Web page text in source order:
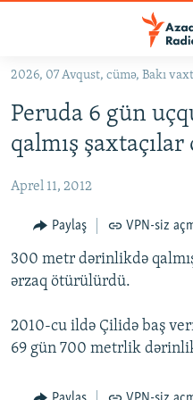
Əsas
qayıt
Əsas
naviqasiyaya
qayıt
KORRUPSIOMETR
#ƏSLINDƏ
FƏRQƏ BAX
QANUNI DOĞRU
ARAŞDIRMA
MULTIMEDIA
VIDEO
RADIO ARXIV
2026, 07 Avqust, cümə, Bakı
Peruda 6 gün
qalmış şaxtaçılar
Aprel 11, 2012
Paylaş VPN-siz
300 metr dərinlikdə
ərzaq ötürülürdü.
2010-cu ildə Çilidə baş
69 gün 700 metrlik